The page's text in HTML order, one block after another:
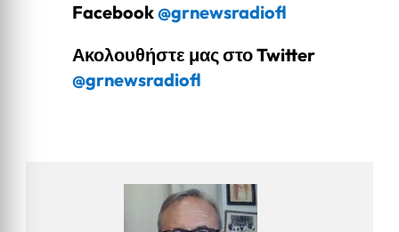
Facebook@grnewsradiofl
Ακολουθήστε μας στο Twitter
@grnewsradiofl